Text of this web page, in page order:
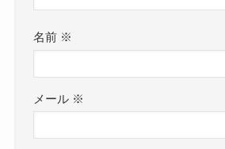
名前 ※
メール ※